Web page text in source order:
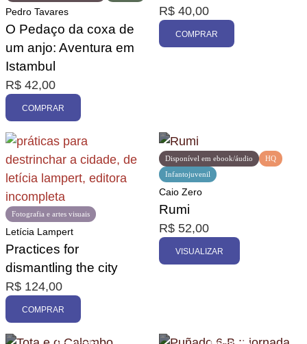
Pedro Tavares
O Pedaço da coxa de
um anjo: Aventura em
Istambul
R$ 42,00
COMPRAR
R$ 40,00
COMPRAR
Fotografia e artes visuais
Letícia Lampert
Practices for
dismantling the city
R$ 124,00
COMPRAR
Disponível em ebook/áudio
HQ
Infantojuvenil
Caio Zero
Rumi
R$ 52,00
VISUALIZAR